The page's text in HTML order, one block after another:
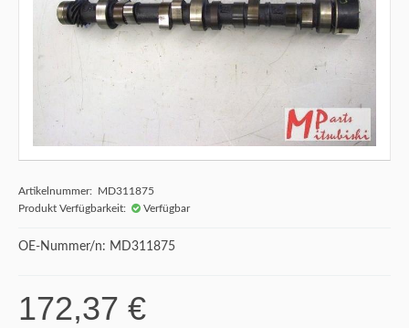
Artikelnummer: MD311875
Produkt Verfügbarkeit:
Verfügbar
OE-Nummer/n: MD311875
172,37 €